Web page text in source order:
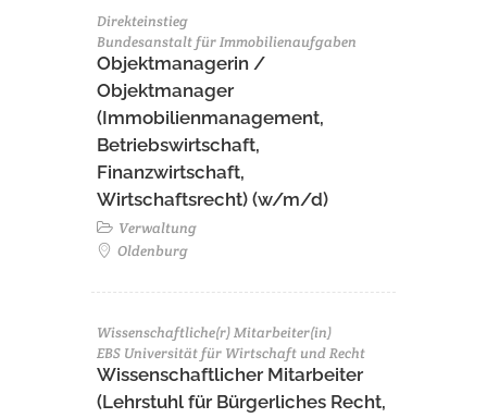
Direkteinstieg
Bundesanstalt für Immobilienaufgaben
Objektmanagerin /
Objektmanager
(Immobilienmanagement,
Betriebswirtschaft,
Finanzwirtschaft,
Wirtschaftsrecht) (w/m/d)
Verwaltung
Oldenburg
Wissenschaftliche(r) Mitarbeiter(in)
EBS Universität für Wirtschaft und Recht
Wissenschaftlicher Mitarbeiter
(Lehrstuhl für Bürgerliches Recht,